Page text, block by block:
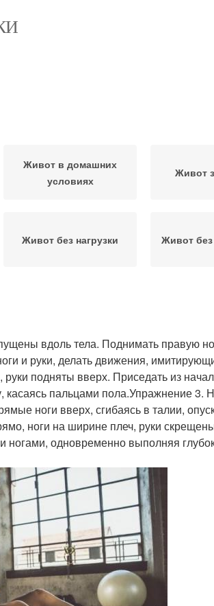
Живот в домашних
условиях
Живот
Живот без нагрузки Живот
вдоль тела. Поднимать правую
и руки, делать движения,
подняты вверх. Приседать из
пальцами пола.Упражнение 3.
ноги вверх, сгибаясь в талии,
ноги на ширине плеч, руки
одновременно выполняя